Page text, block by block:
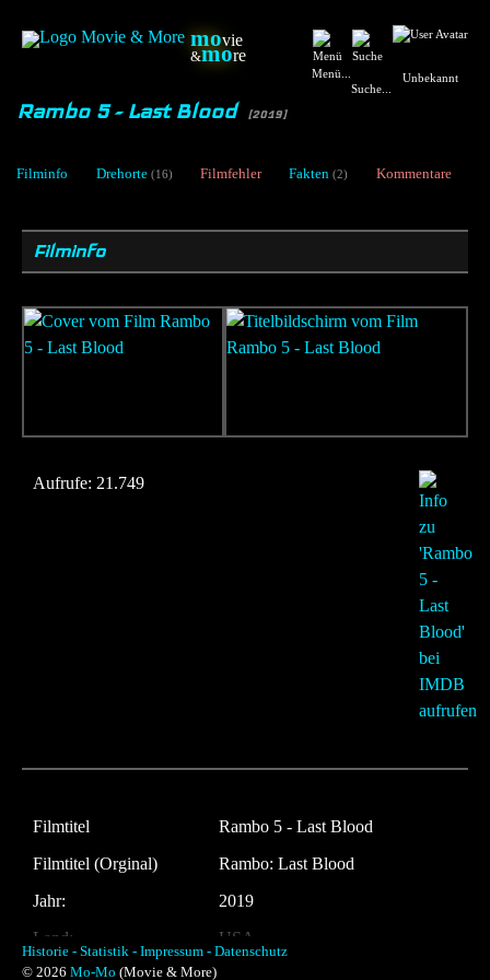
movie
&more
Menü...
Suche...
Unbekannt
Rambo 5 - Last Blood [2019]
Filminfo Drehorte (16) Filmfehler Fakten (2) Kommentare
Filminfo
Aufrufe: 21.749
Filmtitel
Rambo 5 - Last Blood
Filmtitel (Orginal)
Rambo: Last Blood
Jahr:
2019
Land:
USA
Laufzeit:
Historie - Statistik - Impressum - Datenschutz
© 2026 Mo-Mo (Movie & More)